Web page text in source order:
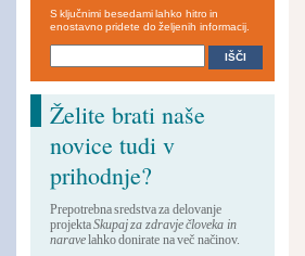
S ključnimi besedami lahko hitro in
enostavno pridete do željenih informacij.
Želite brati naše
novice tudi v
prihodnje?
Prepotrebna sredstva za delovanje
projektaSkupaj za zdravje človeka in
naravelahko donirate na več načinov.